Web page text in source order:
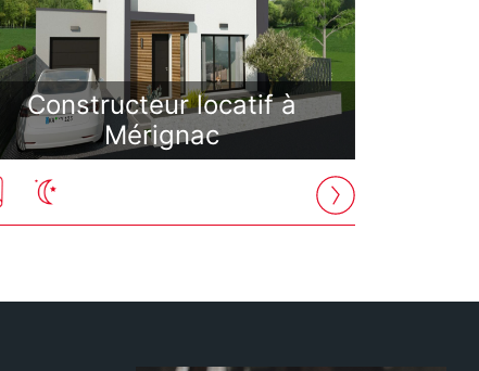
Constructeur locatif à
Mérignac